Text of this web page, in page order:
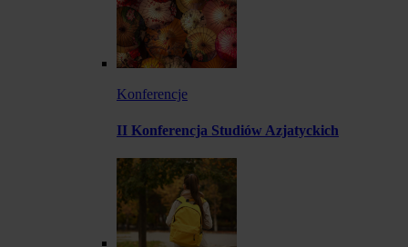
Konferencje
II Konferencja Studiów Azjatyckich